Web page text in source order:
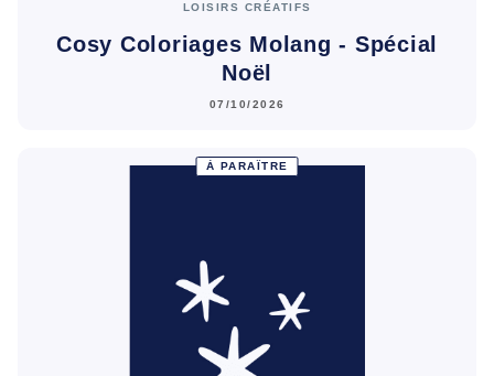
LOISIRS CRÉATIFS
Cosy Coloriages Molang - Spécial
Noël
07/10/2026
À PARAÎTRE